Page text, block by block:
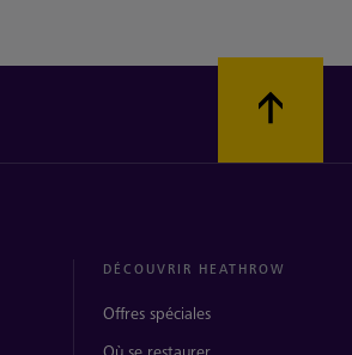
DÉCOUVRIR HEATHROW
Offres spéciales